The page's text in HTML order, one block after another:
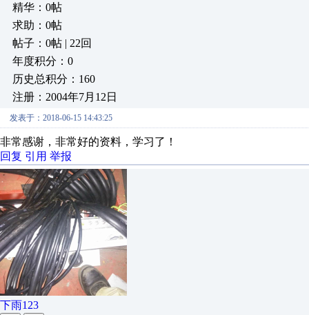
精华：0帖
求助：0帖
帖子：0帖 | 22回
年度积分：0
历史总积分：160
注册：2004年7月12日
发表于：2018-06-15 14:43:25
非常感谢，非常好的资料，学习了！
回复 引用 举报
下雨123